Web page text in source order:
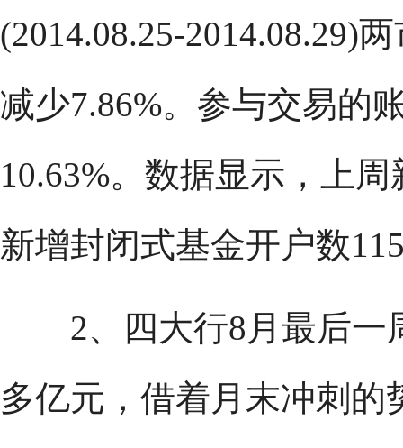
(2014.08.25-2014.08.29)
减少7.86%。参与交易的
10.63%。数据显示，上
新增封闭式基金开户数
2、四大行8月最后一
多亿元，借着月末冲刺